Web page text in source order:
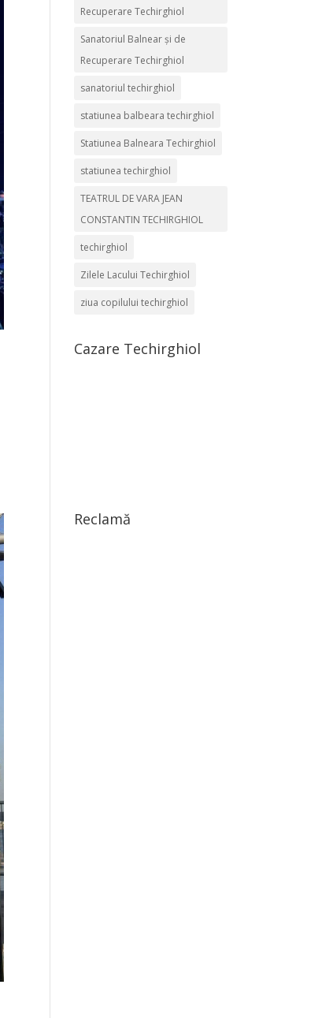
Recuperare Techirghiol
Sanatoriul Balnear și de
Recuperare Techirghiol
sanatoriul techirghiol
statiunea balbeara techirghiol
Statiunea Balneara Techirghiol
statiunea techirghiol
TEATRUL DE VARA JEAN
CONSTANTIN TECHIRGHIOL
techirghiol
Zilele Lacului Techirghiol
ziua copilului techirghiol
Cazare Techirghiol
Reclamă